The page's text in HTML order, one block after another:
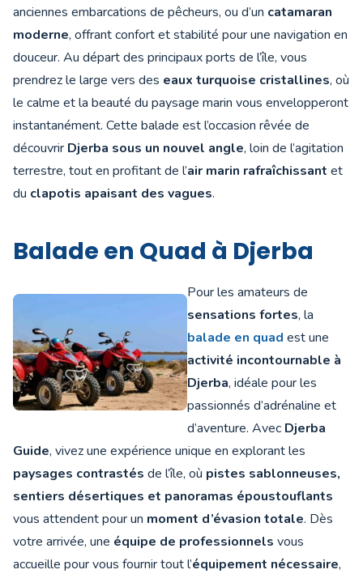
anciennes embarcations de pêcheurs, ou d’un catamaran
moderne, offrant confort et stabilité pour une navigation en
douceur. Au départ des principaux ports de l’île, vous
prendrez le large vers des eaux turquoise cristallines, où
le calme et la beauté du paysage marin vous envelopperont
instantanément. Cette balade est l’occasion rêvée de
découvrir Djerba sous un nouvel angle, loin de l’agitation
terrestre, tout en profitant de l’air marin rafraîchissant et
du clapotis apaisant des vagues.
Balade en Quad à Djerba
Pour les amateurs de
sensations fortes, la
balade en quad est une
activité incontournable à
Djerba, idéale pour les
passionnés d’adrénaline et
d’aventure. Avec Djerba
Guide, vivez une expérience unique en explorant les
paysages contrastés de l’île, où pistes sablonneuses,
sentiers désertiques et panoramas époustouflants
vous attendent pour un moment d’évasion totale. Dès
votre arrivée, une équipe de professionnels vous
accueille pour vous fournir tout l’équipement nécessaire,